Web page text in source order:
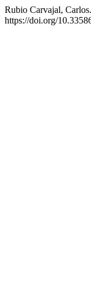
Rubio Carvajal,
https://doi.org/